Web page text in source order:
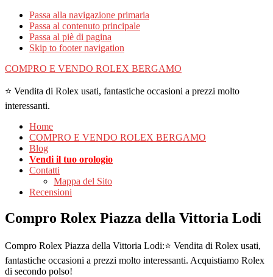
Passa alla navigazione primaria
Passa al contenuto principale
Passa al piè di pagina
Skip to footer navigation
COMPRO E VENDO ROLEX BERGAMO
⭐ Vendita di Rolex usati, fantastiche occasioni a prezzi molto
interessanti.
Home
COMPRO E VENDO ROLEX BERGAMO
Blog
Vendi il tuo orologio
Contatti
Mappa del Sito
Recensioni
Compro Rolex Piazza della Vittoria Lodi
Compro Rolex Piazza della Vittoria Lodi:⭐ Vendita di Rolex usati,
fantastiche occasioni a prezzi molto interessanti. Acquistiamo Rolex
di secondo polso!